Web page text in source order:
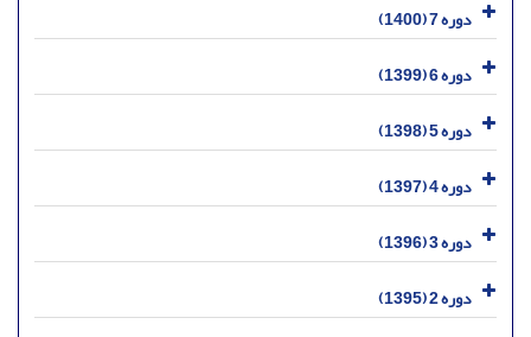
دوره 7 (1400)
دوره 6 (1399)
دوره 5 (1398)
دوره 4 (1397)
دوره 3 (1396)
دوره 2 (1395)